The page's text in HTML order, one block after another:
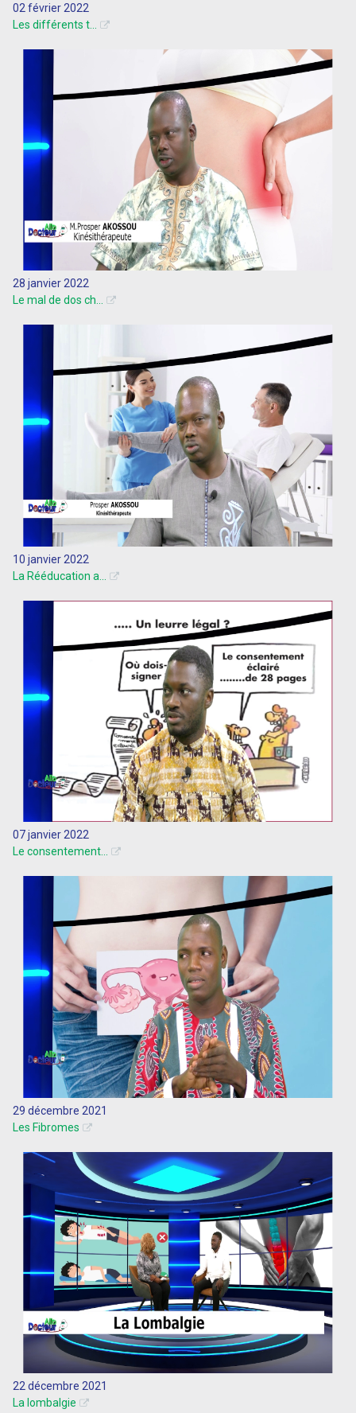
02 février 2022
Les différents t...
28 janvier 2022
Le mal de dos ch...
10 janvier 2022
La Rééducation a...
07 janvier 2022
Le consentement...
29 décembre 2021
Les Fibromes
22 décembre 2021
La lombalgie